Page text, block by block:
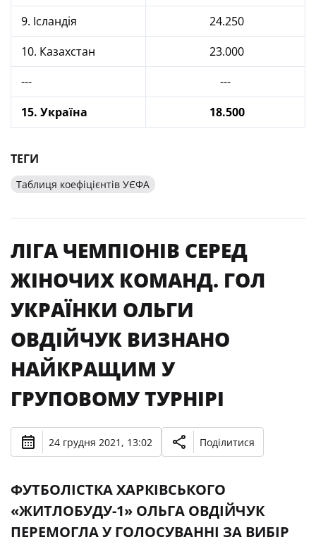
9. Ісландія
24.250
10. Казахстан
23.000
---
---
15. Україна
18.500
ТЕГИ
Таблиця коефіцієнтів УЄФА
ЛІГА ЧЕМПІОНІВ СЕРЕД
ЖІНОЧИХ КОМАНД. ГОЛ
УКРАЇНКИ ОЛЬГИ
ОВДІЙЧУК ВИЗНАНО
НАЙКРАЩИМ У
ГРУПОВОМУ ТУРНІРІ
24 грудня 2021, 13:02 Поділитися
ФУТБОЛІСТКА ХАРКІВСЬКОГО
«ЖИТЛОБУДУ-1» ОЛЬГА ОВДІЙЧУК
ПЕРЕМОГЛА У ГОЛОСУВАННІ ЗА ВИБІР